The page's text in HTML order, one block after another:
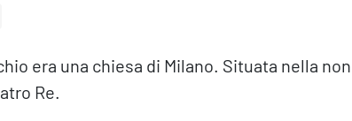
era una chiesa di Milano. Situata nella
Re.